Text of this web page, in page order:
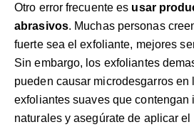
Otro error frecuente es usar
abrasivos. Muchas personas
fuerte sea el exfoliante, mejores
Sin embargo, los exfoliantes
pueden causar microdesgarros en
exfoliantes suaves que contengan
naturales y asegúrate de aplicar el